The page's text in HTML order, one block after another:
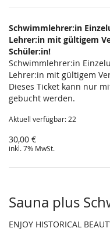
Schwimmlehrer:in
Lehrer:in mit gültigem
Schüler:in!
Schwimmlehrer:in
Lehrer:in mit gültigem
Dieses Ticket kann nur
gebucht werden.
Aktuell verfügbar: 22
30,00 €
inkl. 7% MwSt.
Sauna plus
ENJOY HISTORICAL